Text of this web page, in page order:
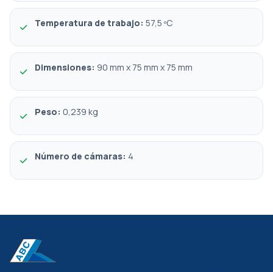
Temperatura de trabajo: 57,5 ºC
Dimensiones: 90 mm x 75 mm x 75 mm
Peso: 0,239 kg
Número de cámaras: 4